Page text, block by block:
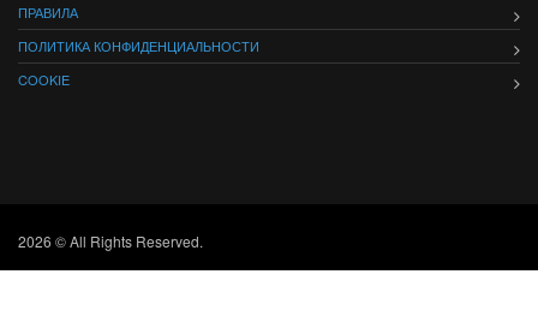
ПРАВИЛА
ПОЛИТИКА КОНФИДЕНЦИАЛЬНОСТИ
COOKIE
2026 © All Rights Reserved.